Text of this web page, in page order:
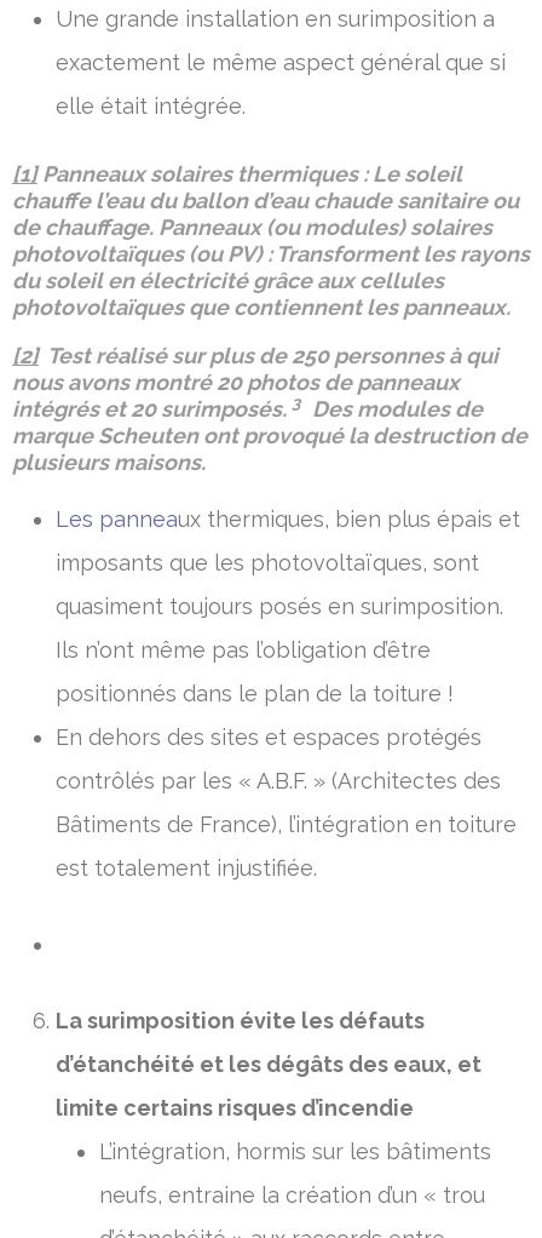
Une grande installation en surimposition a
exactement le même aspect général que si
elle était intégrée.
[1]Panneaux solaires thermiques : Le soleil
chauffe l’eau du ballon d’eau chaude sanitaire ou
de chauffage. Panneaux (ou modules) solaires
photovoltaïques (ou PV) : Transforment les rayons
du soleil en électricité grâce aux cellules
photovoltaïques que contiennent les panneaux.
[2]Test réalisé sur plus de 250 personnes à qui
nous avons montré 20 photos de panneaux
intégrés et 20 surimposés. 3 Des modules de
marque Scheuten ont provoqué la destruction de
plusieurs maisons.
Les panneaux thermiques, bien plus épais et
imposants que les photovoltaïques, sont
quasiment toujours posés en surimposition.
Ils n’ont même pas l’obligation d’être
positionnés dans le plan de la toiture !
En dehors des sites et espaces protégés
contrôlés par les « A.B.F. » (Architectes des
Bâtiments de France), l’intégration en toiture
est totalement injustifiée.
La surimposition évite les défauts
d’étanchéité et les dégâts des eaux, et
limite certains risques d’incendie
L’intégration, hormis sur les bâtiments
neufs, entraine la création d’un « trou